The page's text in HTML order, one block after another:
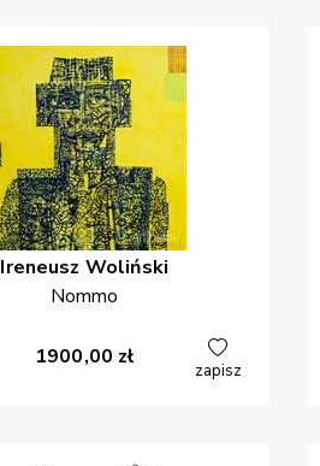
Ireneusz Woliński
Nommo
1900,00 zł
zapisz